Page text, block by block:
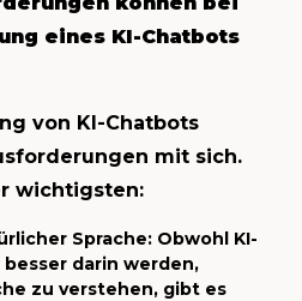
eines KI-Chatbots
von KI-Chatbots
mit sich.
wichtigsten:
Sprache: Obwohl KI-
darin werden,
zu verstehen, gibt es